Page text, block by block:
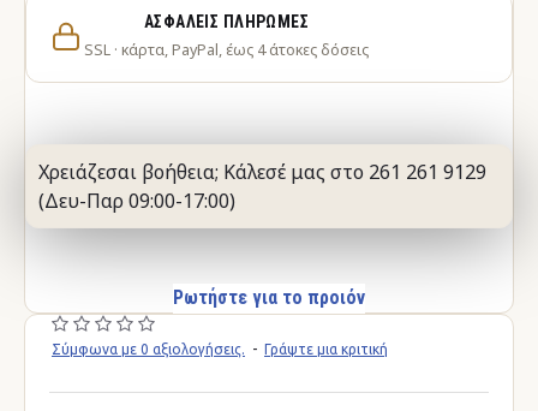
ΑΣΦΑΛΕΊΣ ΠΛΗΡΩΜΈΣ
SSL · κάρτα, PayPal, έως 4 άτοκες δόσεις
Χρειάζεσαι βοήθεια; Κάλεσέ μας στο 261 261 9129
(Δευ-Παρ 09:00-17:00)
Ρωτήστε για το προιόν
Σύμφωνα με 0 αξιολογήσεις. - Γράψτε μια κριτική